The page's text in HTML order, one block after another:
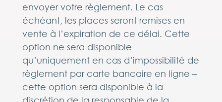
envoyer votre règlement. Le cas
échéant, les places seront remises en
vente à l’expiration de ce délai. Cette
option ne sera disponible
qu’uniquement en cas d’impossibilité de
règlement par carte bancaire en ligne –
cette option sera disponible à la